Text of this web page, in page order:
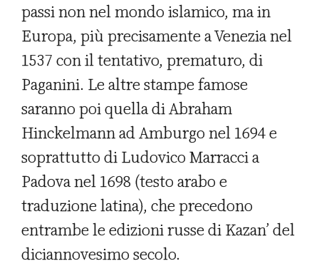
passi non nel mondo islamico, ma in
Europa, più precisamente a Venezia nel
1537 con il tentativo, prematuro, di
Paganini. Le altre stampe famose
saranno poi quella di Abraham
Hinckelmann ad Amburgo nel 1694 e
soprattutto di Ludovico Marracci a
Padova nel 1698 (testo arabo e
traduzione latina), che precedono
entrambe le edizioni russe di Kazan’ del
diciannovesimo secolo.